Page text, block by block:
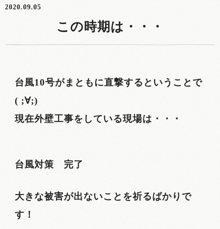
2020.09.05
この時期は・・・
台風10号がまともに直撃するということで
( ;∀;)
現在外壁工事をしている現場は・・・
台風対策 完了
大きな被害が出ないことを祈るばかりで
す！